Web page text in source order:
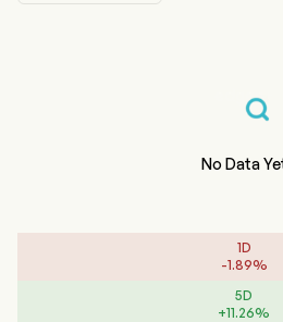
No Data
1D
-1.89%
5D
+11.26%